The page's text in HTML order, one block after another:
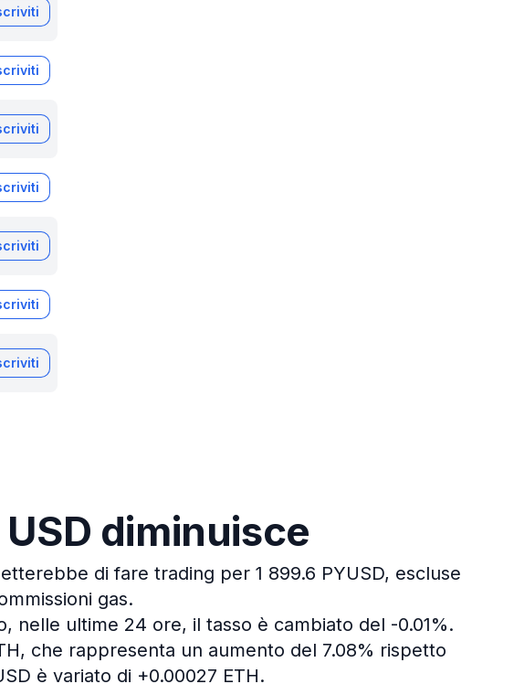
diminuisce
di fare trading per 1 899.6 PYUSD, escluse
gas.
nelle ultime 24 ore, il tasso è cambiato del -0.01%.
che rappresenta un aumento del 7.08% rispetto
è variato di +0.00027 ETH.